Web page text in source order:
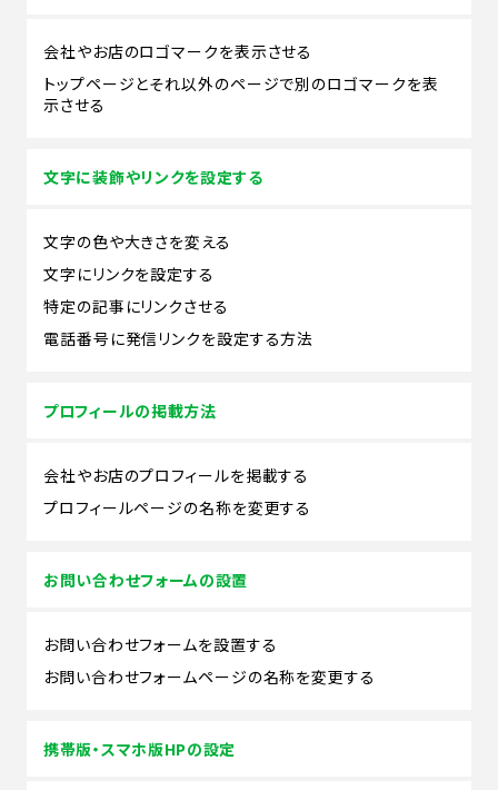
会社やお店のロゴマークを表示させる
トップページとそれ以外のページで別のロゴマークを表
示させる
文字に装飾やリンクを設定する
文字の色や大きさを変える
文字にリンクを設定する
特定の記事にリンクさせる
電話番号に発信リンクを設定する方法
プロフィールの掲載方法
会社やお店のプロフィールを掲載する
プロフィールページの名称を変更する
お問い合わせフォームの設置
お問い合わせフォームを設置する
お問い合わせフォームページの名称を変更する
携帯版・スマホ版HPの設定